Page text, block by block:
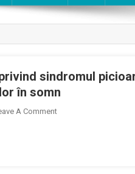
sindromul
în somn
A CommentOn